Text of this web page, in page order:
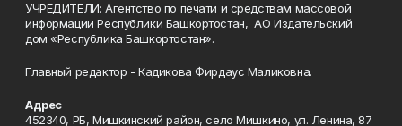
УЧРЕДИТЕЛИ: Агентство по печати и средствам массовой
информации Республики Башкортостан, АО Издательский
дом «Республика Башкортостан».
Главный редактор - Кадикова Фирдаус Маликовна.
Адрес
452340, РБ, Мишкинский район, село Мишкино, ул. Ленина, 87